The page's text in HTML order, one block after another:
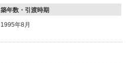
築年数・引渡時期
1995年8月